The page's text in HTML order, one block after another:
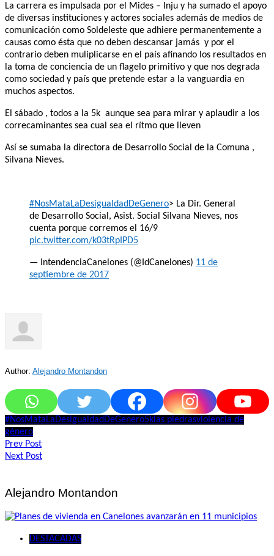
La carrera es impulsada por el Mides – Inju y ha sumado el apoyo
de diversas instituciones y actores sociales además de medios de
comunicación como Soldeleste que adhiere permanentemente a
causas como ésta que no deben descansar jamás y por el
contrario deben muliplicarse en el país afinando los resultados en
la toma de conciencia de un flagelo primitivo y que nos degrada
como sociedad y país que pretende estar a la vanguardia en
muchos aspectos.
El sábado , todos a la 5k aunque sea para mirar y aplaudir a los
correcaminantes sea cual sea el rítmo que lleven
Así se sumaba la directora de Desarrollo Social de la Comuna ,
Silvana Nieves.
#NosMataLaDesigualdadDeGenero> La Dir. General
de Desarrollo Social, Asist. Social Silvana Nieves, nos
cuenta porque corremos el 16/9
pic.twitter.com/k03tRpIPD5
— IntendenciaCanelones (@IdCanelones) 11 de
septiembre de 2017
Author: Alejandro Montandon
#NosMataLaDesigualdadDeGenero5k las piedrasviolencia de
género
Navegación
de
Prev Post
Next Post
Alejandro Montandon
DESTACADAS